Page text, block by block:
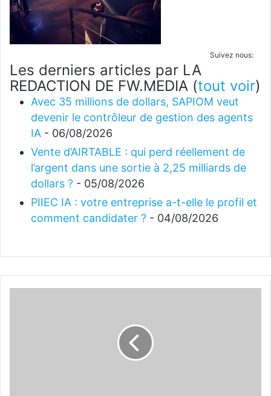
Suivez nous:
Les derniers articles par LA
REDACTION DE FW.MEDIA (tout voir)
Avec 35 millions de dollars, SAPIOM veut
devenir le contrôleur de gestion des agents
IA - 06/08/2026
Vente d’AIRTABLE : qui perd réellement de
l’argent dans une sortie à 2,25 milliards de
dollars ? - 05/08/2026
PIIEC IA : votre entreprise a-t-elle le profil et
comment candidater ? - 04/08/2026